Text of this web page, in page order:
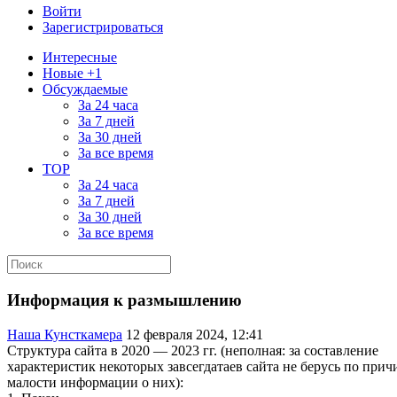
Войти
Зарегистрироваться
Интересные
Новые +1
Обсуждаемые
За 24 часа
За 7 дней
За 30 дней
За все время
TOP
За 24 часа
За 7 дней
За 30 дней
За все время
Информация к размышлению
Наша Кунсткамера 12 февраля 2024, 12:41
Структура сайта в 2020 — 2023 гг. (неполная: за составление
характеристик некоторых завсегдатаев сайта не берусь по
малости информации о них):